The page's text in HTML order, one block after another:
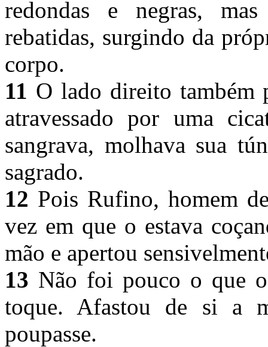
redondas e negras,
rebatidas, surgindo da
corpo.
11 O lado direito também
atravessado por uma
sangrava, molhava sua
sagrado.
12 Pois Rufino, homem
vez em que o estava
mão e apertou
13 Não foi pouco o que
toque. Afastou de si a
poupasse.